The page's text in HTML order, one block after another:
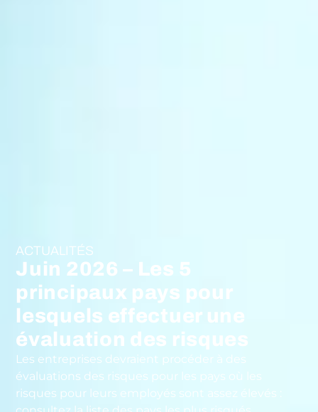
ACTUALITÉS
Juin 2026 – Les 5
principaux pays pour
lesquels effectuer une
évaluation des risques
Les entreprises devraient procéder à des
évaluations des risques pour les pays où les
risques pour leurs employés sont assez élevés :